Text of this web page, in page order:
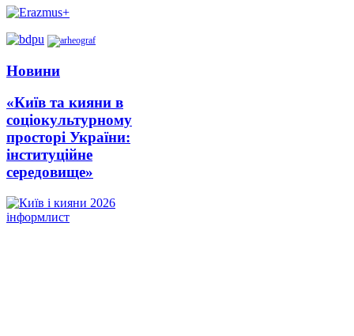
Новини
«Київ та кияни в
соціокультурному
просторі України:
інституційне
середовище»